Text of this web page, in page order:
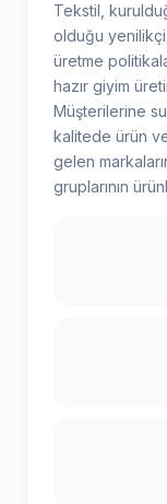
Tekstil,
olduğu
üretme
hazır giyim
Müşterilerine
kalitede ürün
gelen
gruplarının